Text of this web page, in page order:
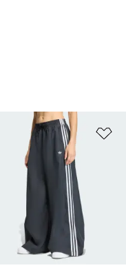
à Lista de Desejos